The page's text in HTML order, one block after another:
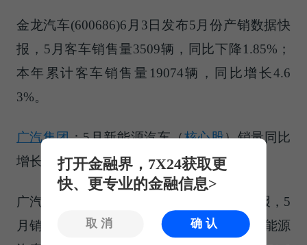
金龙汽车(600686)6月3日发布5月份产销数据快
报，5月客车销售量3509辆，同比下降1.85%；
本年累计客车销售量19074辆，同比增长4.6
3%。
广汽集团：5月新能源汽车（核心股）销量同比
增长71.64%
广汽集团(601238)6月3日发布5月份产销快报，5
月销量12.73万辆，同比增长8.18%；其中 新能源
打开金融界，7X24获取更
快、更专业的金融信息>
取消 确认